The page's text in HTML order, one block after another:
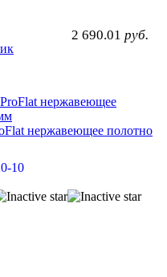
2 690.01 руб.
нержавеющее полотно
10